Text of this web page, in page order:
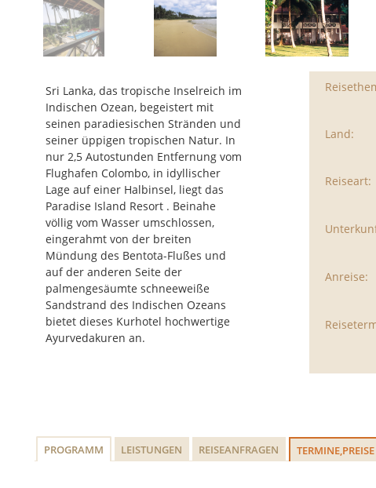
Sri Lanka, das tropische Inselreich im
Indischen Ozean, begeistert mit
seinen paradiesischen Stränden und
seiner üppigen tropischen Natur. In
nur 2,5 Autostunden Entfernung vom
Flughafen Colombo, in idyllischer
Lage auf einer Halbinsel, liegt das
Paradise Island Resort . Beinahe
völlig vom Wasser umschlossen,
eingerahmt von der breiten
Mündung des Bentota-Flußes und
auf der anderen Seite der
palmengesäumte schneeweiße
Sandstrand des Indischen Ozeans
bietet dieses Kurhotel hochwertige
Ayurvedakuren an.
Land:
Reiseart:
Anreise:
PROGRAMM LEISTUNGEN REISEANFRAGEN TERMINE,PREISE